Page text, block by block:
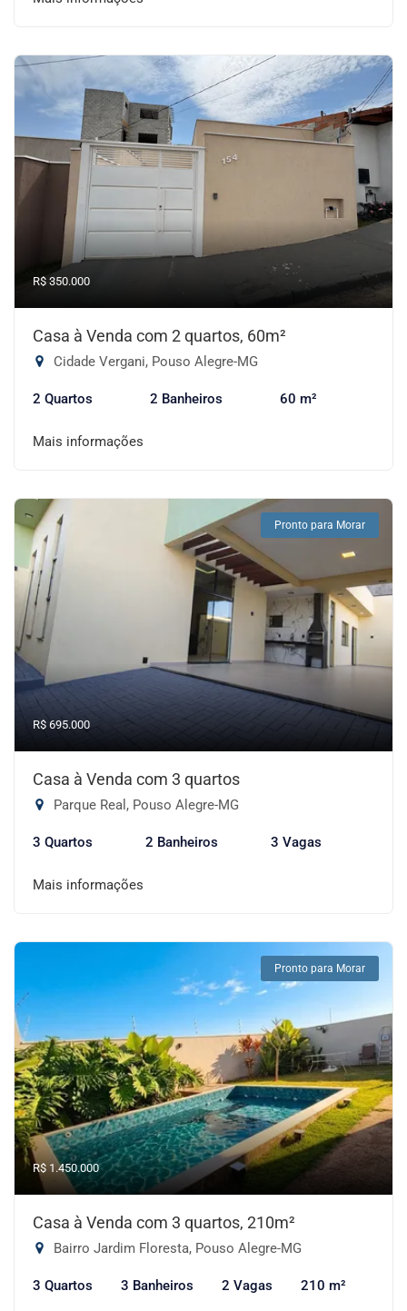
R$ 350.000
Casa à Venda com 2 quartos, 60m²
Cidade Vergani, Pouso Alegre-MG
2 Quartos 2 Banheiros 60 m²
Mais informações
Pronto para Morar
R$ 695.000
Casa à Venda com 3 quartos
Parque Real, Pouso Alegre-MG
3 Quartos 2 Banheiros 3 Vagas
Mais informações
Pronto para Morar
R$ 1.450.000
Casa à Venda com 3 quartos, 210m²
Bairro Jardim Floresta, Pouso Alegre-MG
3 Quartos 3 Banheiros 2 Vagas 210 m²